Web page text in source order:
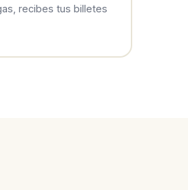
recibes tus billetes